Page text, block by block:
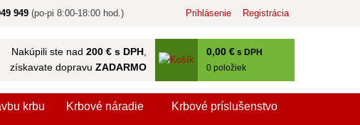
Nakúpili ste nad 200 € s DPH ,
získavate dopravu ZADARMO
0,00 € s DPH
0 položiek
Prihlásenie Registrácia
949 (po-pi 8:00-18:00 hod.)
krbu Krbové náradie Krbové príslušenstvo